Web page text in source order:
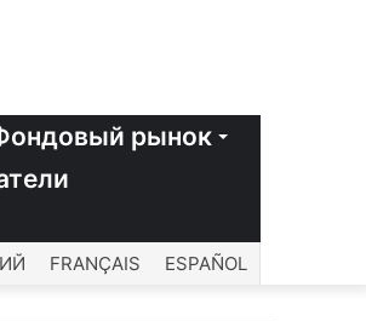
рынок
FRANÇAIS ESPAÑOL